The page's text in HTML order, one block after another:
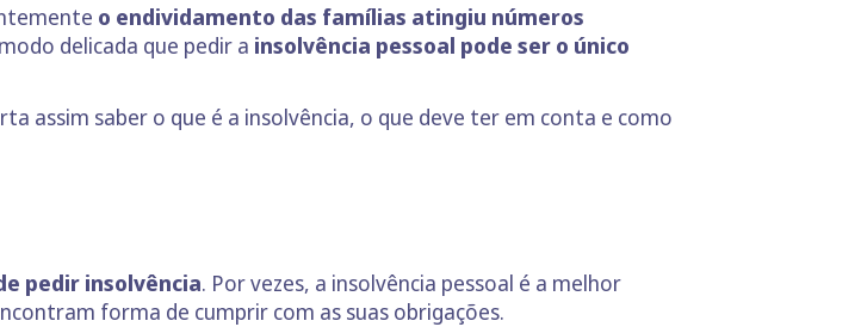
o endividamento das famílias atingiu números
delicada que pedir a insolvência pessoal pode ser o único
assim saber o que é a insolvência, o que deve ter em conta e como
pedir insolvência. Por vezes, a insolvência pessoal é a melhor
forma de cumprir com as suas obrigações.